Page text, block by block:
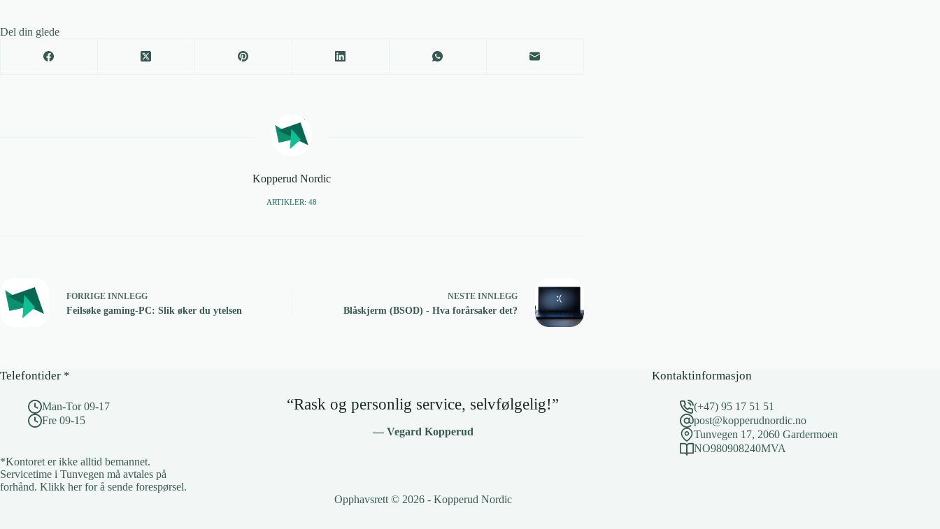
Del din glede
Kopperud Nordic
ARTIKLER: 48
FORRIGE INNLEGG
Feilsøke gaming-PC: Slik øker du ytelsen
NESTE INNLEGG
Blåskjerm (BSOD) - Hva forårsaker det?
Telefontider *
Man-Tor 09-17
Fre 09-15
*Kontoret er ikke alltid bemannet.
Servicetime i Tunvegen må avtales på
forhånd. Klikk her for å sende forespørsel.
“Rask og personlig service, selvfølgelig!”
— Vegard Kopperud
Kontaktinformasjon
(+47) 95 17 51 51
post@kopperudnordic.no
Tunvegen 17, 2060 Gardermoen
NO980908240MVA
Opphavsrett © 2026 - Kopperud Nordic